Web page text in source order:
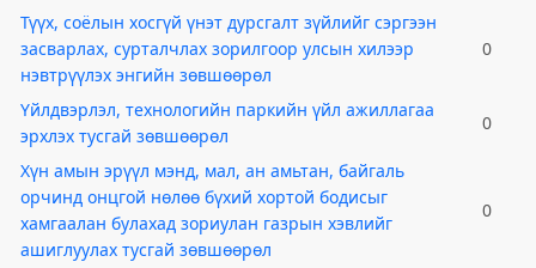
Түүх, соёлын хосгүй үнэт дурсгалт зүйлийг сэргээн
засварлах, сурталчлах зорилгоор улсын хилээр
нэвтрүүлэх энгийн зөвшөөрөл
0
Үйлдвэрлэл, технологийн паркийн үйл ажиллагаа
эрхлэх тусгай зөвшөөрөл
0
Хүн амын эрүүл мэнд, мал, ан амьтан, байгаль
орчинд онцгой нөлөө бүхий хортой бодисыг
хамгаалан булахад зориулан газрын хэвлийг
ашиглуулах тусгай зөвшөөрөл
0